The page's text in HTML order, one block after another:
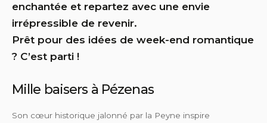
enchantée et repartez avec une envie
irrépressible de revenir.
Prêt pour des idées de week-end romantique
? C’est parti !
Mille baisers à Pézenas
Son cœur historique jalonné par la Peyne inspire